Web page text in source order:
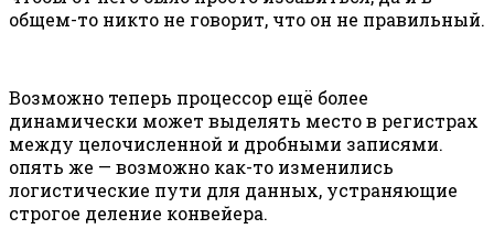
общем-то никто не говорит, что он не правильный.
Возможно теперь процессор ещё более
динамически может выделять место в регистрах
между целочисленной и дробными записями.
опять же — возможно как-то изменились
логистические пути для данных, устраняющие
строгое деление конвейера.